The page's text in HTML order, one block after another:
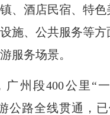
、酒店民宿、特
施、公共服务等
服务场景。
段400公里“一
公路全线贯通，